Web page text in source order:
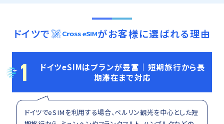
ドイツで がお客様に選ばれる理由
1
ドイツeSIMはプランが豊富｜短期旅行から長
期滞在まで対応
ドイツでeSIMを利用する場合、ベルリン観光を中心とした短